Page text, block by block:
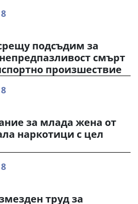
подсъдим за
смърт
произшествие
за млада жена от
наркотици с цел
труд за